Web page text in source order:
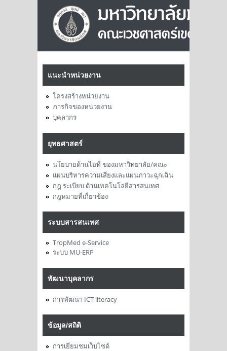
แนะนำหน่วยงาน
โครงสร้างหน่วยงาน
ภารกิจของหน่วยงาน
บุคลากร
ยุทธศาสตร์
นโยบายด้านไอที ของมหาวิทยาลัย/คณะ
แผนบริหารความเสี่ยงและแผนภาวะฉุกเฉิน
กฎ ระเบียบ ด้านเทคโนโลยีสารสนเทศ
กฎหมายที่เกี่ยวข้อง
ระบบสารสนเทศ
TropMed e-Service
ระบบ MU-ERP
พัฒนาบุคลากร
การพัฒนา ICT literacy
ข้อมูล/สถิติ
การเยี่ยมชมเว็บไซด์